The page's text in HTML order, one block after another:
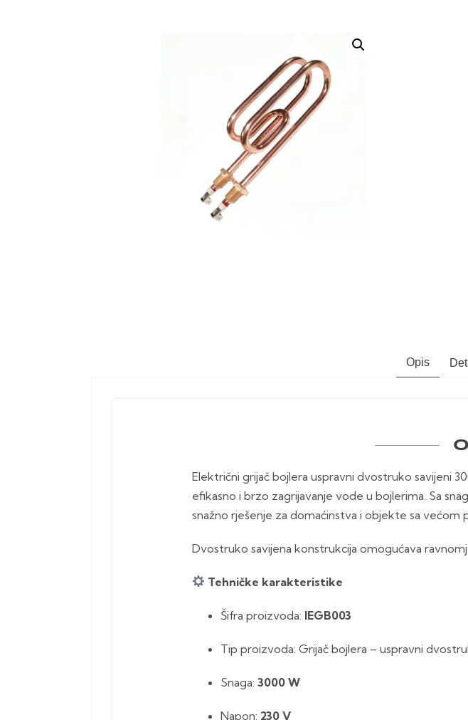
Opis
Električni grijač bojlera uspravni dvostruko savijeni
efikasno i brzo zagrijavanje vode u bojlerima. Sa
snažno rješenje za domaćinstva i objekte sa većom
Dvostruko savijena konstrukcija omogućava
Tehničke karakteristike
Šifra proizvoda: IEGB003
Tip proizvoda: Grijač bojlera – uspravni
Snaga: 3000 W
Napon: 230 V